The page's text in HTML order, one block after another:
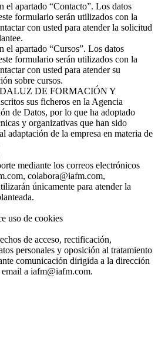
el apartado “Contacto”. Los datos
formulario serán utilizados con la
con usted para atender la solicitud
el apartado “Cursos”. Los datos
formulario serán utilizados con la
con usted para atender su
sobre cursos.
DE FORMACIÓN Y
sus ficheros en la Agencia
de Datos, por lo que ha adoptado
y organizativas que han sido
adaptación de la empresa en materia de
mediante los correos electrónicos
colabora@iafm.com,
únicamente para atender la
uso de cookies
de acceso, rectificación,
personales y oposición al tratamiento
comunicación dirigida a la dirección
a iafm@iafm.com.